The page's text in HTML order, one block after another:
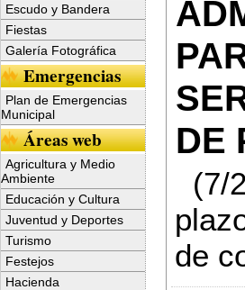
Escudo y Bandera
Fiestas
Galería Fotográfica
Emergencias
Plan de Emergencias
Municipal
Áreas web
Agricultura y Medio
Ambiente
Educación y Cultura
Juventud y Deportes
Turismo
Festejos
Hacienda
DE
(7/
de